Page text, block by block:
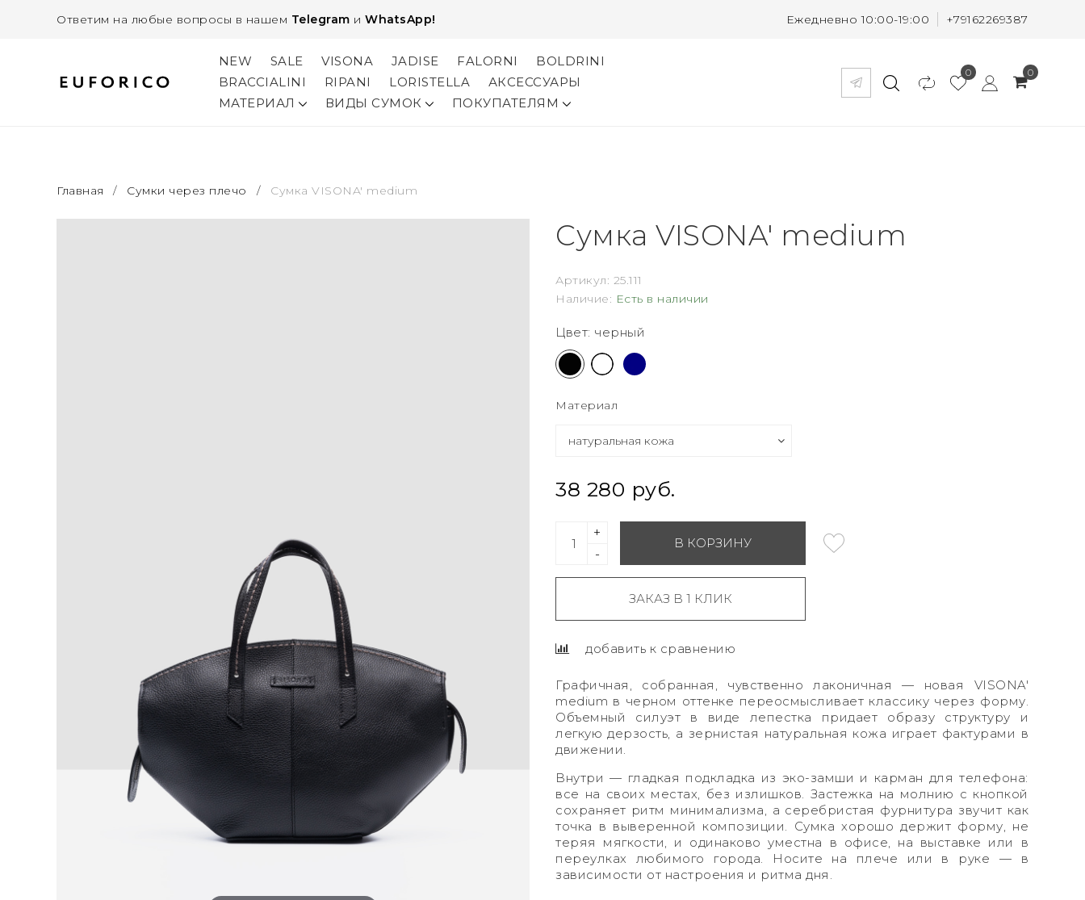
Ответим на любые вопросы в нашем Telegram и WhatsApp! Ежедневно 10:00-19:00 +79162269387
NEW SALE VISONA JADISE FALORNI
BOLDRINI
BRACCIALINI
RIPANI LORISTELLA
АКСЕССУАРЫ
МАТЕРИАЛ
ВИДЫ СУМОК ПОКУПАТЕЛЯМ
0 0
Главная / Сумки через плечо / Сумка VISONA' medium
Сумка VISONA' medium
Артикул: 25.111
Наличие: Есть в наличии
Цвет: черный
Материал
38 280 руб.
-
+
В КОРЗИНУ
ЗАКАЗ В 1 КЛИК
добавить к сравнению
Графичная, собранная, чувственно лаконичная — новая VISONA'
medium в черном оттенке переосмысливает классику через форму.
Объемный силуэт в виде лепестка придает образу структуру и
легкую дерзость, а зернистая натуральная кожа играет фактурами в
движении.
Внутри — гладкая подкладка из эко-замши и карман для телефона:
все на своих местах, без излишков. Застежка на молнию с кнопкой
сохраняет ритм минимализма, а серебристая фурнитура звучит как
точка в выверенной композиции. Сумка хорошо держит форму, не
теряя мягкости, и одинаково уместна в офисе, на выставке или в
переулках любимого города. Носите на плече или в руке — в
зависимости от настроения и ритма дня.